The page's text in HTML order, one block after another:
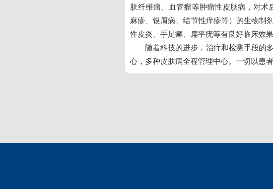
肤纤维瘤、血管瘤等肿瘤性皮肤病，对
麻疹、银屑病、结节性痒疹等）的生物制
性皮炎、手足癣、扁平疣等有良好临床效果
随着科技的进步，治疗和检测手段的
心，多种皮肤病全程管理中心。一切以患